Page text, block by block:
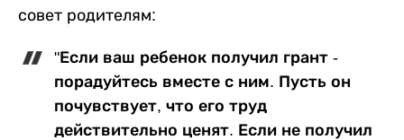
совет родителям:
"Если ваш ребенок получил грант -
порадуйтесь вместе с ним. Пусть он
почувствует, что его труд
действительно ценят. Если не получил